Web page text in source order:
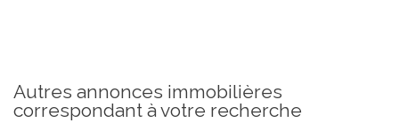
autres annonces immobilières
correspondant à votre recherche